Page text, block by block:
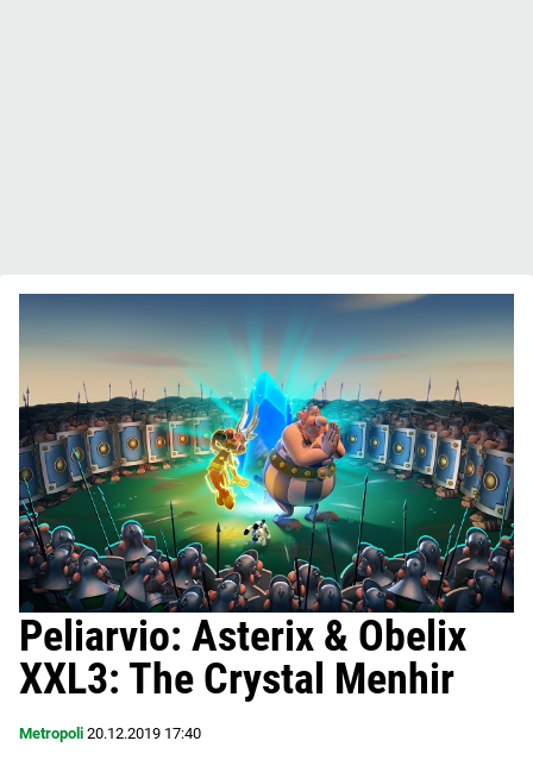
Peliarvio: Asterix & Obelix
XXL3: The Crystal Menhir
Metropoli 20.12.2019 17:40